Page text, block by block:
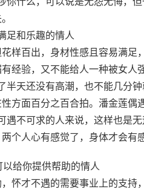
和乐趣的情人
样百出，身材性感且容易满
经验，又不能给人一种被女人
天还没有高潮，也不能几分
方面百分之百合拍。潘金莲偶
不可求的人来说，这样也是
个人心有感觉了，身体才会有
给你提供帮助的情人
怀才不遇的需要事业上的支